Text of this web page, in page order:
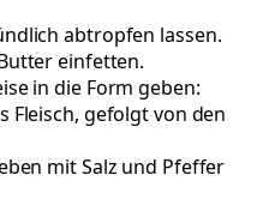
abtropfen lassen.
einfetten.
in die Form geben:
Fleisch, gefolgt von den
mit Salz und Pfeffer